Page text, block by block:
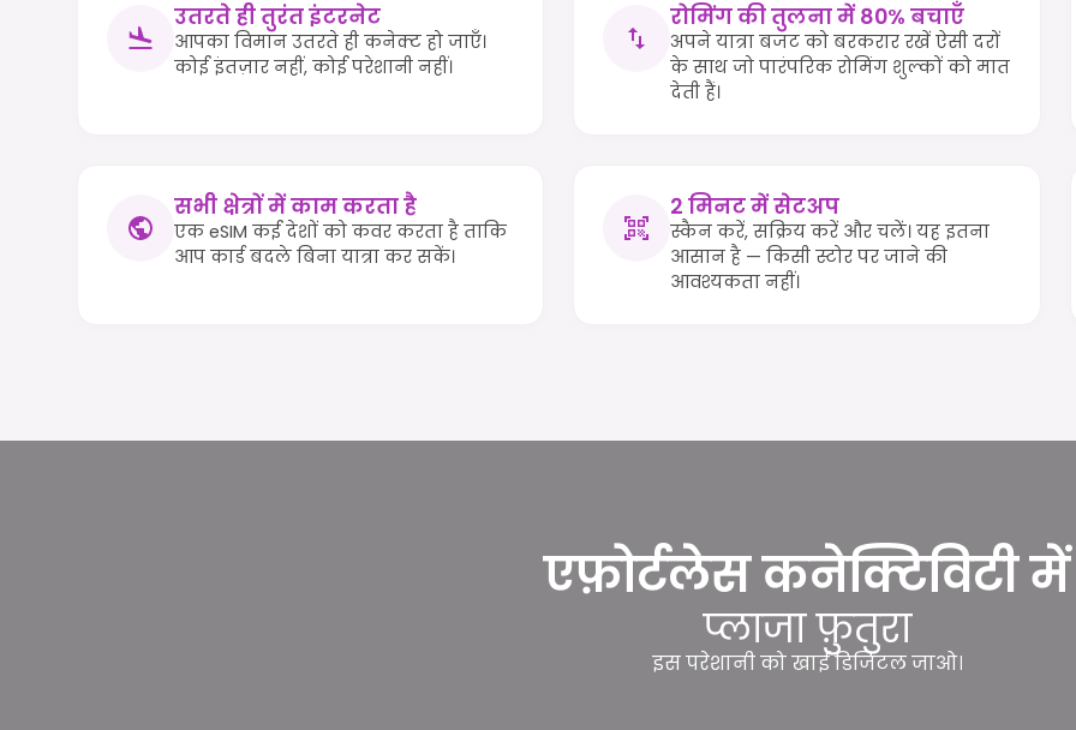
उतरते ही तुरंत इंटरनेट
आपका विमान उतरते ही कनेक्ट हो जाएँ।
कोई इंतज़ार नहीं, कोई परेशानी नहीं।
रोमिंग की तुलना में 80% बचाएँ
अपने यात्रा बजट को बरकरार रखें ऐसी दरों
के साथ जो पारंपरिक रोमिंग शुल्कों को मात
देती हैं।
सभी क्षेत्रों में काम करता है
एक eSIM कई देशों को कवर करता है ताकि
आप कार्ड बदले बिना यात्रा कर सकें।
2 मिनट में सेटअप
स्कैन करें, सक्रिय करें और चलें। यह इतना
आसान है — किसी स्टोर पर जाने की
आवश्यकता नहीं।
एफ़ोर्टलेस कनेक्टिविटी में
प्लाजा फ़ुतुरा
इस परेशानी को खाई डिजिटल जाओ।